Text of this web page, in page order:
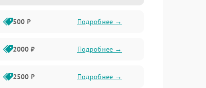
500 ₽ Подробнее →
2000 ₽ Подробнее →
2500 ₽ Подробнее →